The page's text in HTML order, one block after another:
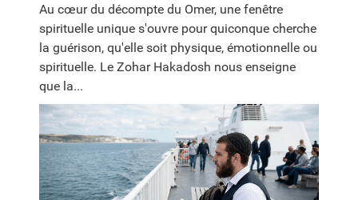
Au cœur du décompte du Omer, une fenêtre
spirituelle unique s'ouvre pour quiconque cherche
la guérison, qu'elle soit physique, émotionnelle ou
spirituelle. Le Zohar Hakadosh nous enseigne
que la...